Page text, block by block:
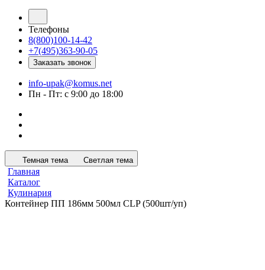
Телефоны
8(800)100-14-42
+7(495)363-90-05
Заказать звонок
info-upak@komus.net
Пн - Пт: с 9:00 до 18:00
Темная тема Светлая тема
Главная
Каталог
Кулинария
Контейнер ПП 186мм 500мл CLP (500шт/уп)